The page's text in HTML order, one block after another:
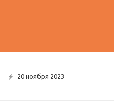
20 ноября 2023